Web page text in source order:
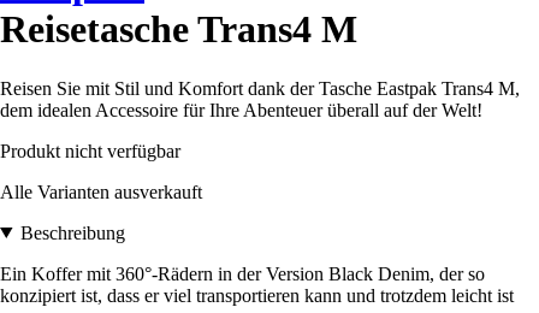
Reisetasche Trans4 M
Reisen Sie mit Stil und Komfort dank der Tasche Eastpak Trans4 M,
dem idealen Accessoire für Ihre Abenteuer überall auf der Welt!
Produkt nicht verfügbar
Alle Varianten ausverkauft
Beschreibung
Ein Koffer mit 360°-Rädern in der Version Black Denim, der so
konzipiert ist, dass er viel transportieren kann und trotzdem leicht ist